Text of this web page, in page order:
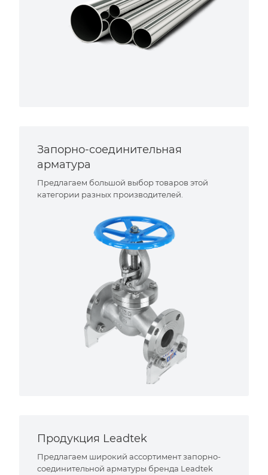
Запорно-соединительная
арматура
Предлагаем большой выбор товаров этой
категории разных производителей.
Продукция Leadtek
Предлагаем широкий ассортимент запорно-
соединительной арматуры бренда Leadtek